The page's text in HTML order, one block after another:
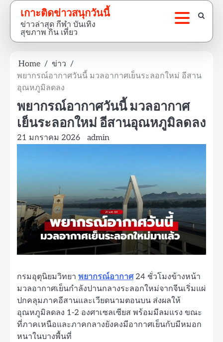
Skip
content
เกาะติดข่าวสนุกวันนี้
ข่าวล่าสุด กีฬา บันเทิง
สุขภาพ กิน เที่ยว
Home
ข่าว
พยากรณ์อากาศวันนี้ มวลอากาศเย็นระลอกใหม่ อีสาน
อุณหภูมิลดลง
พยากรณ์อากาศวันนี้ มวลอากาศ
เย็นระลอกใหม่ อีสานอุณหภูมิลดลง
21 มกราคม 2026 admin
กรมอุตุนิยมวิทยา พยากรณ์อากาศ24 ชั่วโมงข้างหน้า
มวลอากาศเย็นกำลังปานกลางระลอกใหม่จากจีนเริ่มแผ่
ปกคลุมภาคอีสานและเวียดนามตอนบน ส่งผลให้
อุณหภูมิลดลง 1-2 องศาเซลเซียส พร้อมมีลมแรง ขณะ
ที่ภาคเหนือและภาคกลางยังคงมีอากาศเย็นกับมีหมอก
หนาในบางพื้นที่